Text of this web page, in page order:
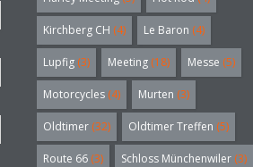
Kirchberg CH (4) Le Baron (4)
Lupfig (3) Meeting (18) Messe (5)
Motorcycles (4) Murten (3)
Oldtimer (32) Oldtimer Treffen (5)
Route 66 (3) Schloss Münchenwiler (3)